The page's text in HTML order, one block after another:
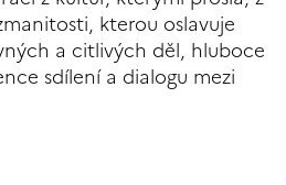
kterou oslavuje
a citlivých děl, hluboce
sdílení a dialogu mezi